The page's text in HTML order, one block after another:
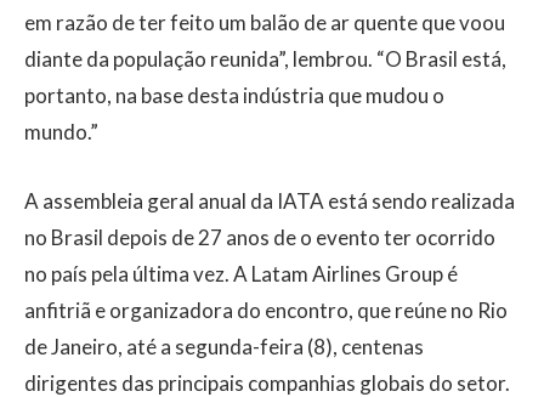
em razão de ter feito um balão de ar quente que voou
diante da população reunida”, lembrou. “O Brasil está,
portanto, na base desta indústria que mudou o
mundo.”
A assembleia geral anual da IATA está sendo realizada
no Brasil depois de 27 anos de o evento ter ocorrido
no país pela última vez. A Latam Airlines Group é
anfitriã e organizadora do encontro, que reúne no Rio
de Janeiro, até a segunda-feira (8), centenas
dirigentes das principais companhias globais do setor.